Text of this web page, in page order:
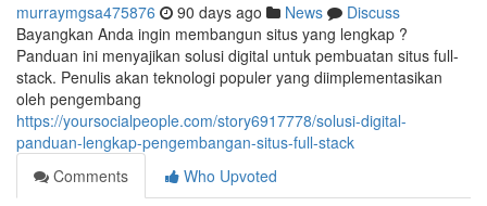
murraymgsa475876 90 days ago News
Discuss
Bayangkan Anda ingin membangun situs yang lengkap ?
Panduan ini menyajikan solusi digital untuk pembuatan situs full-
stack. Penulis akan teknologi populer yang diimplementasikan
oleh pengembang
https://yoursocialpeople.com/story6917778/solusi-digital-
panduan-lengkap-pengembangan-situs-full-stack
Comments
Who Upvoted